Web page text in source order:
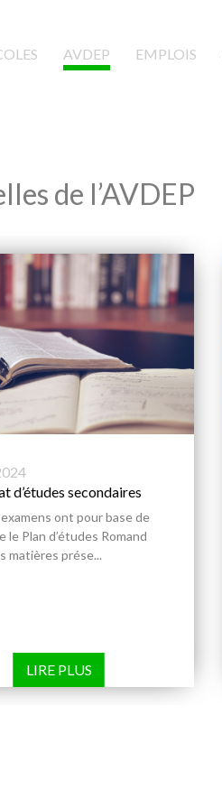
AVDEP EMPLOIS
de l’AVDEP
d’études secondaires
ont pour base de
le Plan d’études Romand
matières prése...
LIRE PLUS